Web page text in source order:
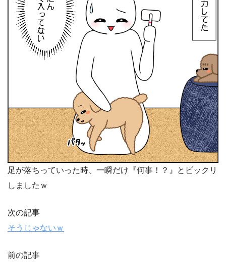
足が落ちっていった時、一瞬だけ『何事！？』とビックリ
しましたｗ
次の記事
そうじゃないｗ
前の記事